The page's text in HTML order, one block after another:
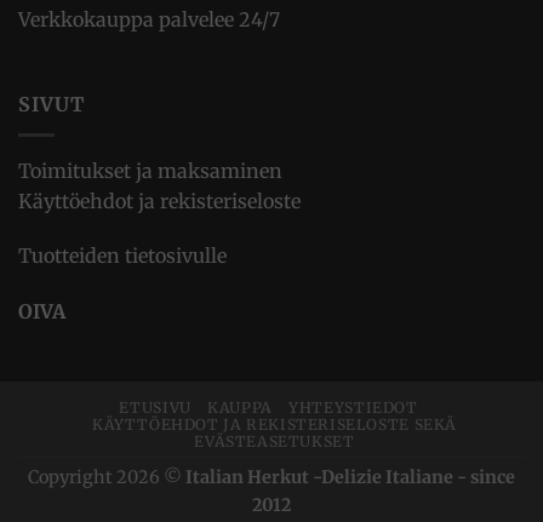
Verkkokauppa palvelee 24/7
SIVUT
Toimitukset ja maksaminen
Käyttöehdot ja rekisteriseloste
Tuotteiden tietosivulle
OIVA
ETUSIVU KAUPPA
YHTEYSTIEDOT
KÄYTTÖEHDOT JA REKISTERISELOSTE SEKÄ
EVÄSTEASETUKSET
Copyright 2026 © Italian Herkut -Delizie Italiane - since
2012